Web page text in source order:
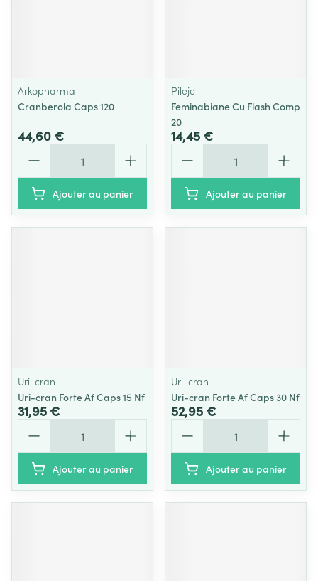
Arkopharma
Cranberola Caps 120
44,60 €
Ajouter au panier
Pileje
Feminabiane Cu Flash Comp
20
14,45 €
Ajouter au panier
Uri-cran
Uri-cran Forte Af Caps 15 Nf
31,95 €
Ajouter au panier
Uri-cran
Uri-cran Forte Af Caps 30 Nf
52,95 €
Ajouter au panier